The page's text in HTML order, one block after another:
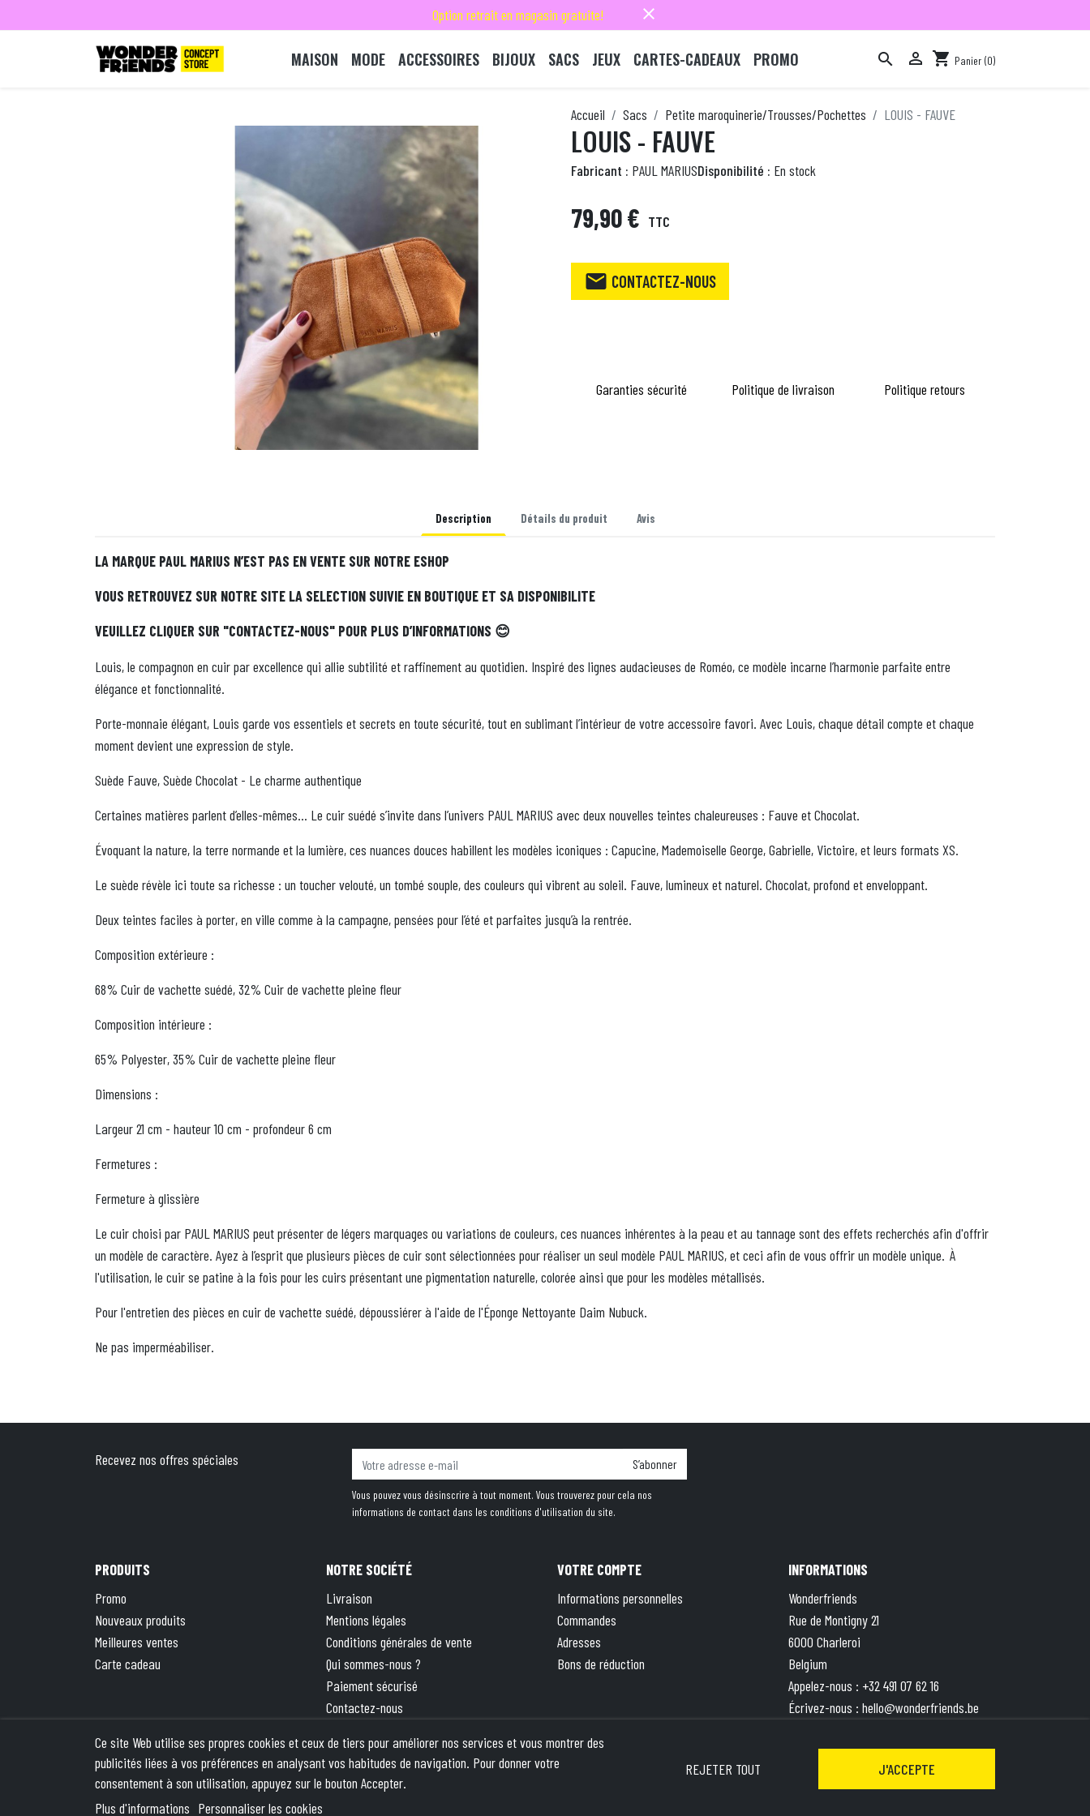
Option retrait en magasin gratuite! close
MAISON MODE ACCESSOIRES BIJOUX SACS JEUX CARTES-CADEAUX PROMO   shopping_cart Panier (0)
Accueil Sacs Petite maroquinerie/Trousses/Pochettes LOUIS - FAUVE
LOUIS - FAUVE
Fabricant : PAUL MARIUSDisponibilité : En stock
79,90 € TTC
 CONTACTEZ-NOUS
Garanties sécurité Politique de livraison Politique retours
Description Détails du produit Avis
LA MARQUE PAUL MARIUS N’EST PAS EN VENTE SUR NOTRE ESHOP
VOUS RETROUVEZ SUR NOTRE SITE LA SELECTION SUIVIE EN BOUTIQUE ET SA DISPONIBILITE
VEUILLEZ CLIQUER SUR "CONTACTEZ-NOUS" POUR PLUS D’INFORMATIONS 😊
Louis, le compagnon en cuir par excellence qui allie subtilité et raffinement au quotidien. Inspiré des lignes audacieuses de Roméo, ce modèle incarne l’harmonie parfaite entre
élégance et fonctionnalité.
Porte-monnaie élégant, Louis garde vos essentiels et secrets en toute sécurité, tout en sublimant l’intérieur de votre accessoire favori. Avec Louis, chaque détail compte et chaque
moment devient une expression de style.
Suède Fauve, Suède Chocolat - Le charme authentique
Certaines matières parlent d’elles-mêmes… Le cuir suédé s’invite dans l’univers PAUL MARIUS avec deux nouvelles teintes chaleureuses : Fauve et Chocolat.
Évoquant la nature, la terre normande et la lumière, ces nuances douces habillent les modèles iconiques : Capucine, Mademoiselle George, Gabrielle, Victoire, et leurs formats XS.
Le suède révèle ici toute sa richesse : un toucher velouté, un tombé souple, des couleurs qui vibrent au soleil. Fauve, lumineux et naturel. Chocolat, profond et enveloppant.
Deux teintes faciles à porter, en ville comme à la campagne, pensées pour l’été et parfaites jusqu’à la rentrée.
Composition extérieure :
68% Cuir de vachette suédé, 32% Cuir de vachette pleine fleur
Composition intérieure :
65% Polyester, 35% Cuir de vachette pleine fleur
Dimensions :
Largeur 21 cm - hauteur 10 cm - profondeur 6 cm
Fermetures :
Fermeture à glissière
Le cuir choisi par PAUL MARIUS peut présenter de légers marquages ou variations de couleurs, ces nuances inhérentes à la peau et au tannage sont des effets recherchés afin d'offrir
un modèle de caractère. Ayez à l’esprit que plusieurs pièces de cuir sont sélectionnées pour réaliser un seul modèle PAUL MARIUS, et ceci afin de vous offrir un modèle unique. À
l'utilisation, le cuir se patine à la fois pour les cuirs présentant une pigmentation naturelle, colorée ainsi que pour les modèles métallisés.
Pour l'entretien des pièces en cuir de vachette suédé, dépoussiérer à l'aide de l'Éponge Nettoyante Daim Nubuck.
Ne pas imperméabiliser.
Recevez nos offres spéciales S’abonner
Vous pouvez vous désinscrire à tout moment. Vous trouverez pour cela nos
informations de contact dans les conditions d'utilisation du site.
PRODUITS
Promo
Nouveaux produits
Meilleures ventes
Carte cadeau
NOTRE SOCIÉTÉ
Livraison
Mentions légales
Conditions générales de vente
Qui sommes-nous ?
Paiement sécurisé
Contactez-nous
La boutique
VOTRE COMPTE
Informations personnelles
Commandes
Adresses
Bons de réduction
INFORMATIONS
Wonderfriends
Rue de Montigny 21
6000 Charleroi
Belgium
Appelez-nous : +32 491 07 62 16
Écrivez-nous : hello@wonderfriends.be
3630 8527 5871
Ce site Web utilise ses propres cookies et ceux de tiers pour améliorer nos services et vous montrer des
publicités liées à vos préférences en analysant vos habitudes de navigation. Pour donner votre
consentement à son utilisation, appuyez sur le bouton Accepter.
Plus d'informations Personnaliser les cookies
REJETER TOUT
J'ACCEPTE
© 2026 - Theme by Wepika- This site is protected by reCAPTCHA and the Google apply